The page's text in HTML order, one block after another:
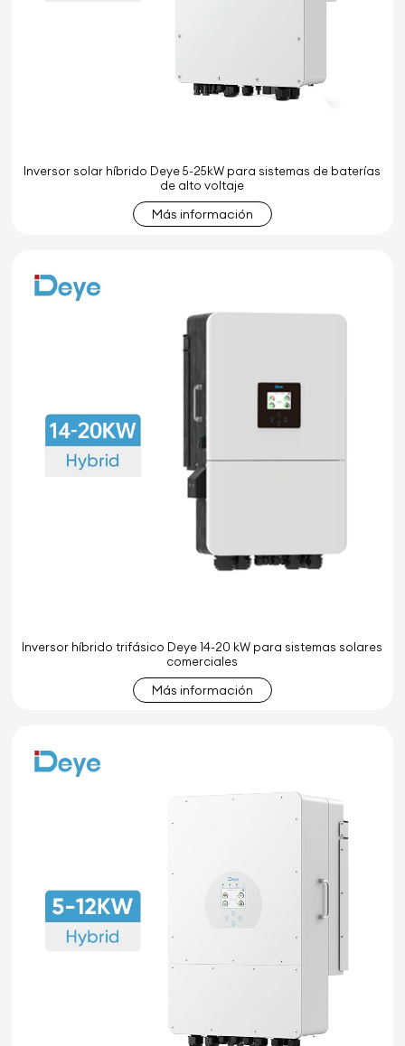
Inversor solar híbrido Deye 5-25kW para sistemas de baterías
de alto voltaje
Más información
Inversor híbrido trifásico Deye 14-20 kW para sistemas solares
comerciales
Más información